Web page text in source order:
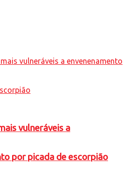
vulneráveis a
por picada de escorpião